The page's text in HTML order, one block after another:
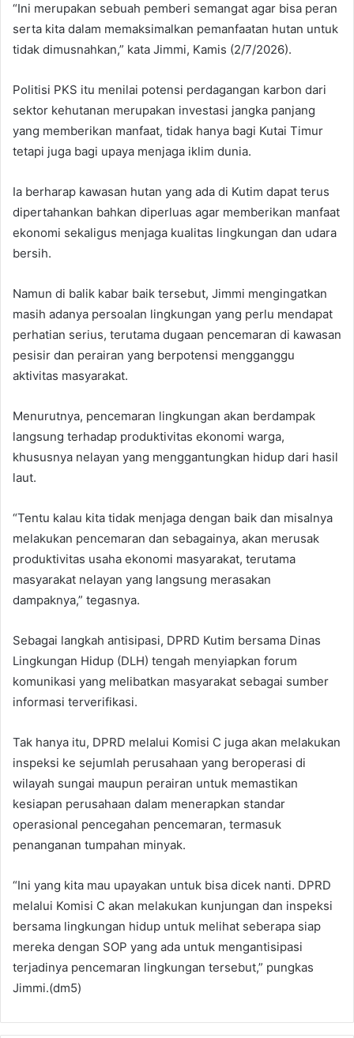
“Ini merupakan sebuah pemberi semangat agar bisa peran
serta kita dalam memaksimalkan pemanfaatan hutan untuk
tidak dimusnahkan,” kata Jimmi, Kamis (2/7/2026).
Politisi PKS itu menilai potensi perdagangan karbon dari
sektor kehutanan merupakan investasi jangka panjang
yang memberikan manfaat, tidak hanya bagi Kutai Timur
tetapi juga bagi upaya menjaga iklim dunia.
Ia berharap kawasan hutan yang ada di Kutim dapat terus
dipertahankan bahkan diperluas agar memberikan manfaat
ekonomi sekaligus menjaga kualitas lingkungan dan udara
bersih.
Namun di balik kabar baik tersebut, Jimmi mengingatkan
masih adanya persoalan lingkungan yang perlu mendapat
perhatian serius, terutama dugaan pencemaran di kawasan
pesisir dan perairan yang berpotensi mengganggu
aktivitas masyarakat.
Menurutnya, pencemaran lingkungan akan berdampak
langsung terhadap produktivitas ekonomi warga,
khususnya nelayan yang menggantungkan hidup dari hasil
laut.
“Tentu kalau kita tidak menjaga dengan baik dan misalnya
melakukan pencemaran dan sebagainya, akan merusak
produktivitas usaha ekonomi masyarakat, terutama
masyarakat nelayan yang langsung merasakan
dampaknya,” tegasnya.
Sebagai langkah antisipasi, DPRD Kutim bersama Dinas
Lingkungan Hidup (DLH) tengah menyiapkan forum
komunikasi yang melibatkan masyarakat sebagai sumber
informasi terverifikasi.
Tak hanya itu, DPRD melalui Komisi C juga akan melakukan
inspeksi ke sejumlah perusahaan yang beroperasi di
wilayah sungai maupun perairan untuk memastikan
kesiapan perusahaan dalam menerapkan standar
operasional pencegahan pencemaran, termasuk
penanganan tumpahan minyak.
“Ini yang kita mau upayakan untuk bisa dicek nanti. DPRD
melalui Komisi C akan melakukan kunjungan dan inspeksi
bersama lingkungan hidup untuk melihat seberapa siap
mereka dengan SOP yang ada untuk mengantisipasi
terjadinya pencemaran lingkungan tersebut,” pungkas
Jimmi.(dm5)